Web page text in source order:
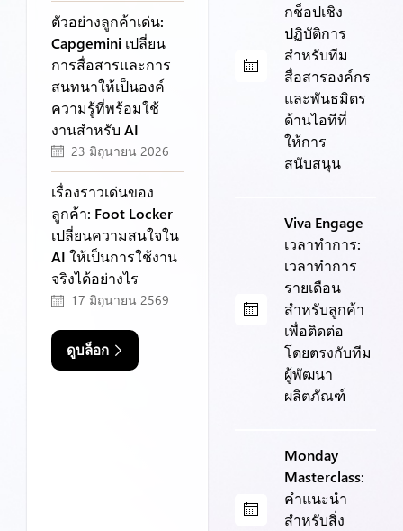
ตัวอย่างลูกค้าเด่น:
Capgemini เปลี่ยน
การสื่อสารและการ
สนทนาให้เป็นองค์
ความรู้ที่พร้อมใช้
งานสำหรับ AI
23 มิถุนายน 2026
เรื่องราวเด่นของ
ลูกค้า: Foot Locker
เปลี่ยนความสนใจใน
AI ให้เป็นการใช้งาน
จริงได้อย่างไร
17 มิถุนายน 2569
ดูบล็อก
กช็อปเชิง
ปฏิบัติการ
สำหรับทีม
สื่อสารองค์กร
และพันธมิตร
ด้านไอทีที่
ให้การ
สนับสนุน
Viva Engage
เวลาทำการ:
เวลาทำการ
รายเดือน
สำหรับลูกค้า
เพื่อติดต่อ
โดยตรงกับทีม
ผู้พัฒนา
ผลิตภัณฑ์
Monday
Masterclass:
คำแนะนำ
สำหรับสิ่ง